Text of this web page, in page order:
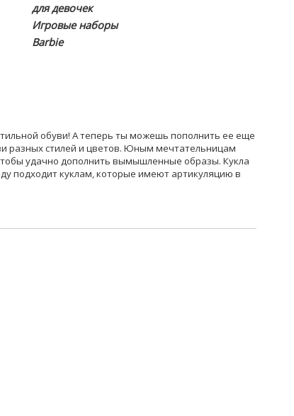
для девочек
Игровые наборы
Barbie
обуви! А теперь ты можешь пополнить ее еще
разных стилей и цветов. Юным мечтательницам
удачно дополнить вымышленные образы. Кукла
подходит куклам, которые имеют артикуляцию в